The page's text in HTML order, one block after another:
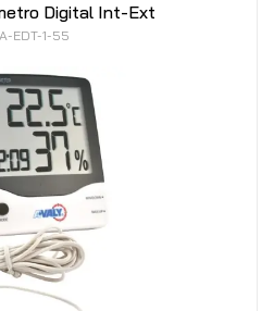
Digital Int-Ext
EDT-1-55